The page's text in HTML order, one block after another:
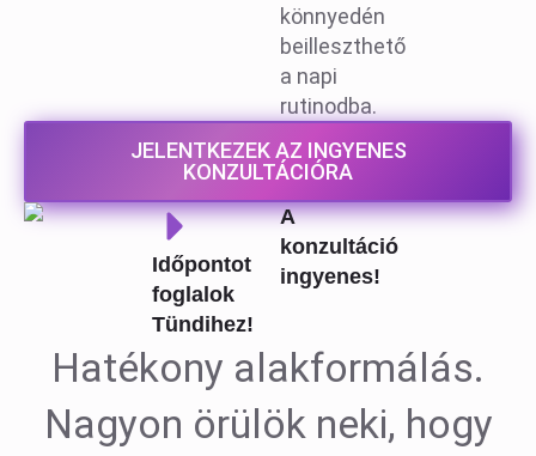
könnyedén
beilleszthető
a napi
rutinodba.
JELENTKEZEK AZ INGYENES
KONZULTÁCIÓRA
Időpontot
foglalok
Tündihez!
A
konzultáció
ingyenes!
Hatékony alakformálás.
Nagyon örülök neki, hogy